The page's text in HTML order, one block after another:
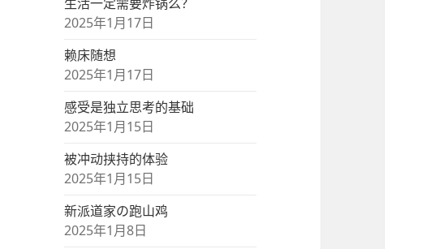
2025年1月17日
赖床随想
2025年1月17日
感受是独立思考的基础
2025年1月15日
被冲动挟持的体验
2025年1月15日
新派道家の跑山鸡
2025年1月8日